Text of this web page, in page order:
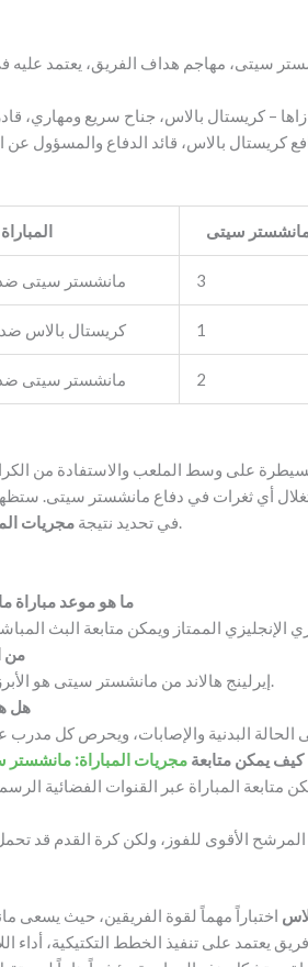
المباراة سيتى
مانشستر سيتى 3
كريستال بالاس 1
مانشستر سيتى 2
على وسط الملعب والاستفادة من الكرات
أي ثغرات في دفاع مانشستر سيتى.
في تحديد نتيجة مجريات .
ما هو موعد مباراة
من
إيرلينج هالاند من مانشستر سيتى هو الأبرز نظرًا لإمكانياته التهديفية العالية.
هل
كيف يمكن متابعة مجريات المباراة:
اختباراً مهماً لقوة الفريقين، حيث يسعى
يعتمد على تنفيذ الخطط التكتيكية، أداء